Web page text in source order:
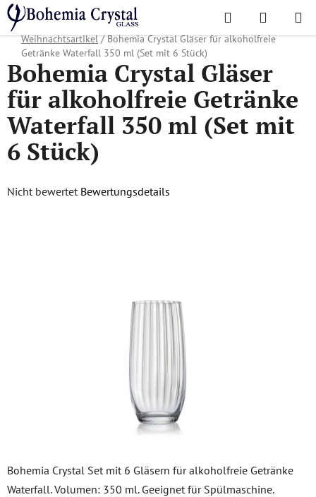
Zum
Inhalt
springen
Suchen
Startseite
/ Lieblingskollektionen /
/
Weihnachtsartikel / Bohemia Crystal Gläser für alkoholfreie
Getränke Waterfall 350 ml (Set mit 6 Stück)
Bohemia Crystal Set mit 6 Gläsern für alkoholfreie Getränke
Waterfall. Volumen: 350 ml. Geeignet für Spülmaschine.
Bohemia Crystal Gläser
für alkoholfreie Getränke
Waterfall 350 ml (Set mit
6 Stück)
Die
Nicht bewertet Bewertungsdetails